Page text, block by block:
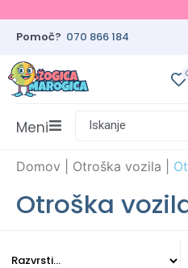
Pomoč? 070 866 184
Iskanje
Meni
Domov Otroška vozila
Otroška